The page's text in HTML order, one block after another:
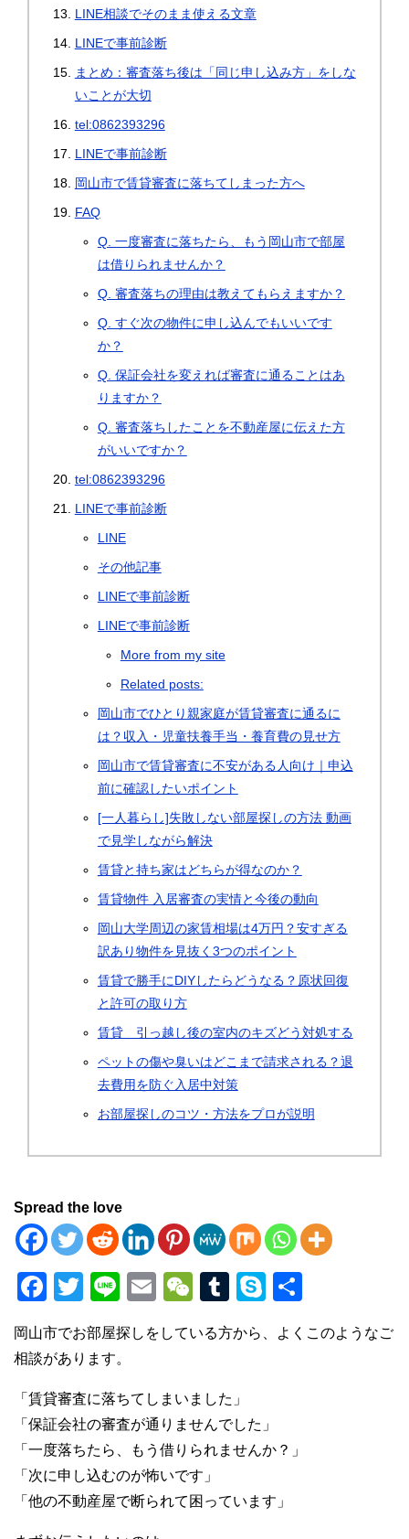
LINE相談でそのまま使える文章
LINEで事前診断
まとめ：審査落ち後は「同じ申し込み方」をしな
いことが大切
tel:0862393296
LINEで事前診断
岡山市で賃貸審査に落ちてしまった方へ
FAQ
Q. 一度審査に落ちたら、もう岡山市で部屋
は借りられませんか？
Q. 審査落ちの理由は教えてもらえますか？
Q. すぐ次の物件に申し込んでもいいです
か？
Q. 保証会社を変えれば審査に通ることはあ
りますか？
Q. 審査落ちしたことを不動産屋に伝えた方
がいいですか？
tel:0862393296
LINEで事前診断
LINE
その他記事
LINEで事前診断
LINEで事前診断
More from my site
Related posts:
岡山市でひとり親家庭が賃貸審査に通るに
は？収入・児童扶養手当・養育費の見せ方
岡山市で賃貸審査に不安がある人向け｜申込
前に確認したいポイント
[一人暮らし]失敗しない部屋探しの方法 動画
で見学しながら解決
賃貸と持ち家はどちらが得なのか？
賃貸物件 入居審査の実情と今後の動向
岡山大学周辺の家賃相場は4万円？安すぎる
訳あり物件を見抜く3つのポイント
賃貸で勝手にDIYしたらどうなる？原状回復
と許可の取り方
賃貸 引っ越し後の室内のキズどう対処する
ペットの傷や臭いはどこまで請求される？退
去費用を防ぐ入居中対策
お部屋探しのコツ・方法をプロが説明
Spread the love
F
a
c
e
b
o
o
k
T
wi
tt
er
Li
e
E
ail
W
C
at
T
m
r
S
p
岡山市でお部屋探しをしている方から、よくこのようなご
相談があります。
「賃貸審査に落ちてしまいました」
「保証会社の審査が通りませんでした」
「一度落ちたら、もう借りられませんか？」
「次に申し込むのが怖いです」
「他の不動産屋で断られて困っています」